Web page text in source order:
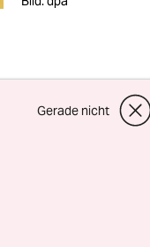
Gerade nicht